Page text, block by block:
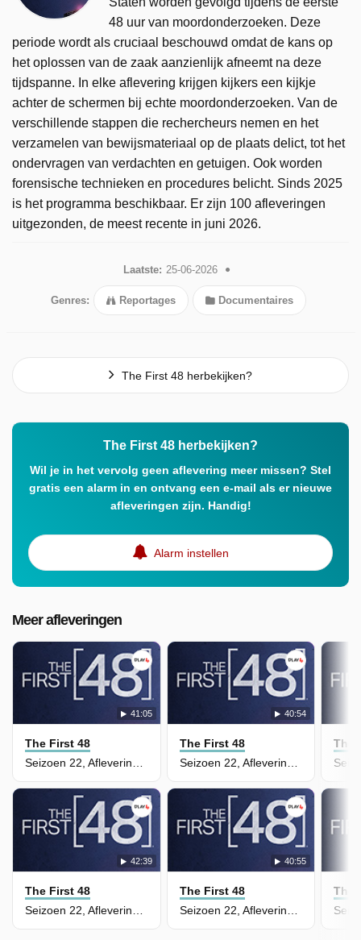
48 uur van moordonderzoeken. Deze
periode wordt als cruciaal beschouwd omdat de kans op
het oplossen van de zaak aanzienlijk afneemt na deze
tijdspanne. In elke aflevering krijgen kijkers een kijkje
achter de schermen bij echte moordonderzoeken. Van de
verschillende stappen die rechercheurs nemen en het
verzamelen van bewijsmateriaal op de plaats delict, tot het
ondervragen van verdachten en getuigen. Ook worden
forensische technieken en procedures belicht. Sinds 2025
is het programma beschikbaar. Er zijn 100 afleveringen
uitgezonden, de meest recente in juni 2026.
Laatste: 25-06-2026
Genres: Reportages Documentaires
The First 48 herbekijken?
The First 48 herbekijken?
Wil je in het vervolg geen aflevering meer missen? Stel
gratis een alarm in en ontvang een e-mail als er nieuwe
afleveringen zijn. Handig!
Alarm instellen
Meer afleveringen
41:05
The First 48
Seizoen 22, Aflevering 8 - After Hours/The Cutting Edge
40:54
The First 48
Seizoen 22, Aflevering 7 - A Bad Run In Inferno
42:39
The First 48
40:55
The First 48
The
The